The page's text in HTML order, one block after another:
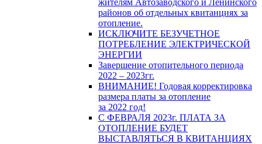
жителям Автозаводского и Ленинского
районов об отдельных квитанциях за
отопление.
ИСКЛЮЧИТЕ БЕЗУЧЕТНОЕ
ПОТРЕБЛЕНИЕ ЭЛЕКТРИЧЕСКОЙ
ЭНЕРГИИ
Завершение отопительного периода
2022 – 2023гг.
ВНИМАНИЕ! Годовая корректировка
размера платы за отопление
за 2022 год!
С ФЕВРАЛЯ 2023г. ПЛАТА ЗА
ОТОПЛЕНИЕ БУДЕТ
ВЫСТАВЛЯТЬСЯ В КВИТАНЦИЯХ